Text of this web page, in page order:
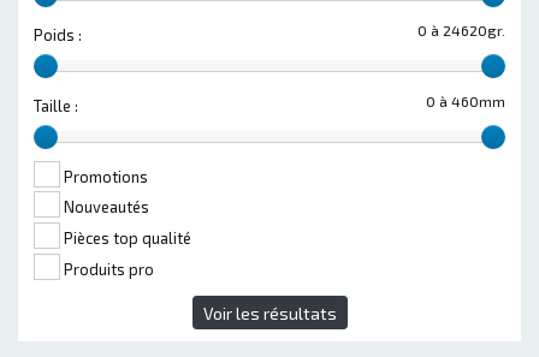
0 à 24620gr.
Poids :
0 à 460mm
Taille :
Promotions
Nouveautés
Pièces top qualité
Produits pro
Voir les résultats